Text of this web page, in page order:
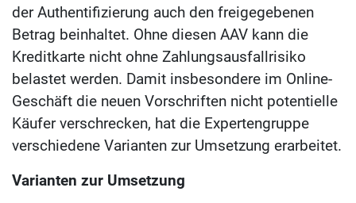
der Authentifizierung auch den freigegebenen
Betrag beinhaltet. Ohne diesen AAV kann die
Kreditkarte nicht ohne Zahlungsausfallrisiko
belastet werden. Damit insbesondere im Online-
Geschäft die neuen Vorschriften nicht potentielle
Käufer verschrecken, hat die Expertengruppe
verschiedene Varianten zur Umsetzung erarbeitet.
Varianten zur Umsetzung